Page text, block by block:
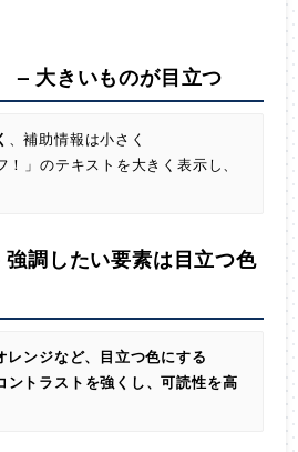
– 大きいものが目立つ
、補助情報は小さく
」のテキストを大きく表示し、
強調したい要素は目立つ色
レンジなど、目立つ色にする
ントラストを強くし、可読性を高